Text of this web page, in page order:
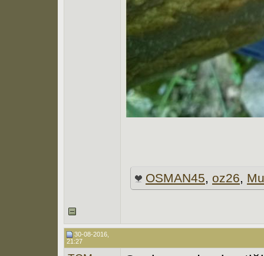
OSMAN45, oz26,
30-08-2016,
21:27